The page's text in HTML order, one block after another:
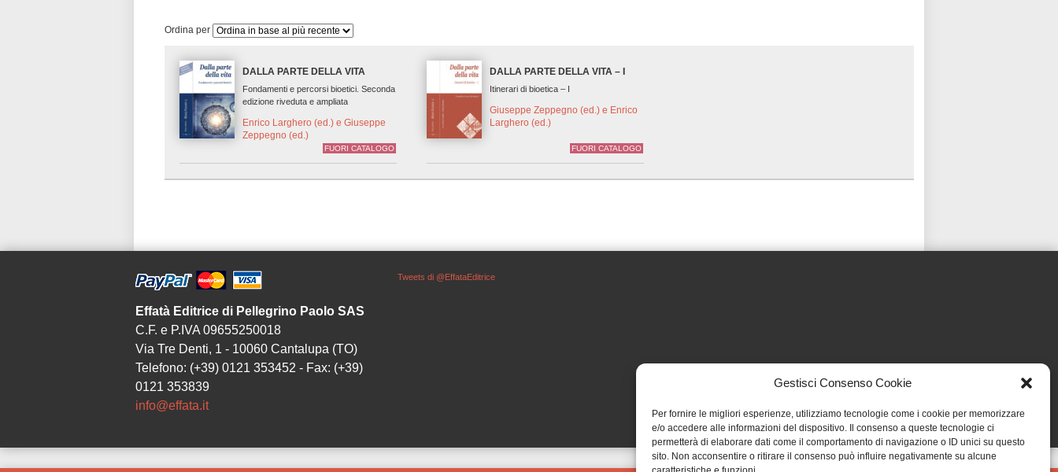
Gestisci Consenso Cookie
Per fornire le migliori esperienze, utilizziamo tecnologie come i cookie per memorizzare
e/o accedere alle informazioni del dispositivo. Il consenso a queste tecnologie ci
permetterà di elaborare dati come il comportamento di navigazione o ID unici su questo
sito. Non acconsentire o ritirare il consenso può influire negativamente su alcune
Ordina per
DALLA PARTE DELLA VITA
Fondamenti e percorsi bioetici. Seconda
edizione riveduta e ampliata
Enrico Larghero (ed.) e Giuseppe
Zeppegno (ed.)
FUORI CATALOGO
DALLA PARTE DELLA VITA – I
Itinerari di bioetica – I
Giuseppe Zeppegno (ed.) e Enrico
Larghero (ed.)
FUORI CATALOGO
Effatà Editrice di Pellegrino Paolo SAS
C.F. e P.IVA 09655250018
Via Tre Denti, 1 - 10060 Cantalupa (TO)
Telefono: (+39) 0121 353452 - Fax: (+39)
0121 353839
info@effata.it
Tweets di @EffataEditrice